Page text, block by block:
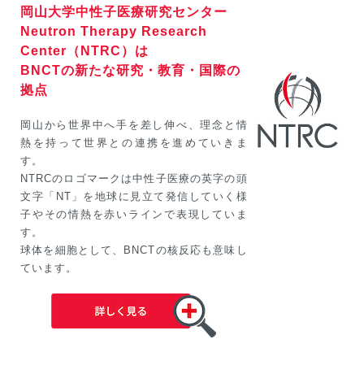
岡山大学中性子医療研究センター
Neutron Therapy Research
Center（NTRC）は
BNCTの新たな研究・教育・国際の
拠点
岡山から世界中へ手を差し伸べ、理念と情
熱を持って世界との連携を進めていきま
す。
NTRCのロゴマークは中性子医療の英字の頭
文字「NT」を地球に見立て発信していく様
子やその情熱を赤いラインで表現していま
す。
球体を細胞として、BNCTの核反応も意味し
ています。